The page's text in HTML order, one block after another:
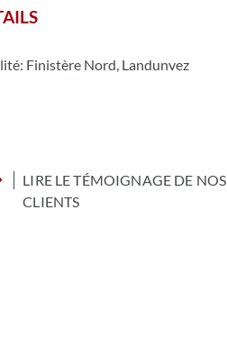
Finistère Nord, Landunvez
LIRE LE TÉMOIGNAGE DE NOS
CLIENTS